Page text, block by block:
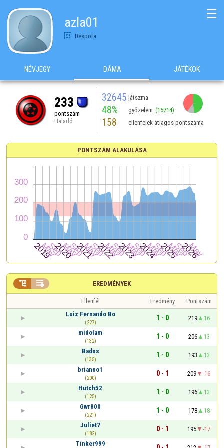
azla01
Despota
☰
NÉVJEGY DÁMA JÁTÉKOK
233
pontszám
Haladó
32645 játszma
48% győzelem (15714)
158 ellenfelek átlagos pontszáma
PONTSZÁM ALAKULÁSA
EREDMÉNYEK
 
Ellenfél Eredmény
Pontszám
Luiz Fernando Bo
(227)
1 - 0 219
16
midolam
(132)
1 - 0 206
13
Badss
(135)
1 - 0 193
13
brianno1
(200)
0 - 1 209
-16
Hutch52
(125)
1 - 0 196
13
Gwr800
(221)
1 - 0 178
18
Juliet7
(182)
0 - 1 195
-17
Tinker999